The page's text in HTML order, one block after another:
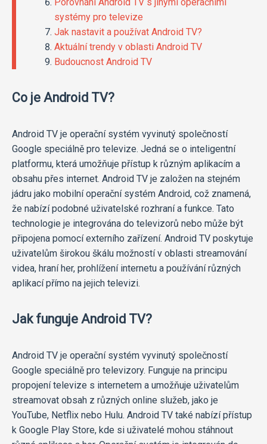
systémy pro televize
Jak nastavit a používat Android TV?
Aktuální trendy v oblasti Android TV
Budoucnost Android TV
Co je Android TV?
Android TV je operační systém vyvinutý společností
Google speciálně pro televize. Jedná se o inteligentní
platformu, která umožňuje přístup k různým aplikacím a
obsahu přes internet. Android TV je založen na stejném
jádru jako mobilní operační systém Android, což znamená,
že nabízí podobné uživatelské rozhraní a funkce. Tato
technologie je integrována do televizorů nebo může být
připojena pomocí externího zařízení. Android TV poskytuje
uživatelům širokou škálu možností v oblasti streamování
videa, hraní her, prohlížení internetu a používání různých
aplikací přímo na jejich televizi.
Jak funguje Android TV?
Android TV je operační systém vyvinutý společností
Google speciálně pro televizory. Funguje na principu
propojení televize s internetem a umožňuje uživatelům
streamovat obsah z různých online služeb, jako je
YouTube, Netflix nebo Hulu. Android TV také nabízí přístup
k Google Play Store, kde si uživatelé mohou stáhnout